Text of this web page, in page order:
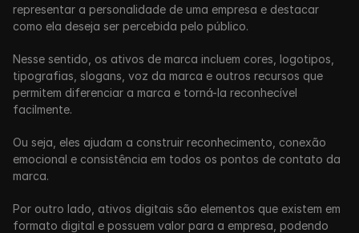
representar a personalidade de uma empresa e destacar
como ela deseja ser percebida pelo público.
Nesse sentido, os ativos de marca incluem cores, logotipos,
tipografias, slogans, voz da marca e outros recursos que
permitem diferenciar a marca e torná-la reconhecível
facilmente.
Ou seja, eles ajudam a construir reconhecimento, conexão
emocional e consistência em todos os pontos de contato da
marca.
Por outro lado, ativos digitais são elementos que existem em
formato digital e possuem valor para a empresa, podendo